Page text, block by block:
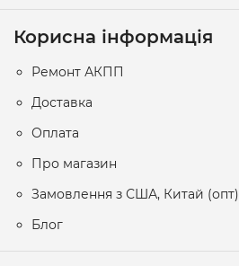
Корисна інформація
Ремонт АКПП
Доставка
Оплата
Про магазин
Замовлення з США, Китай (опт)
Блог